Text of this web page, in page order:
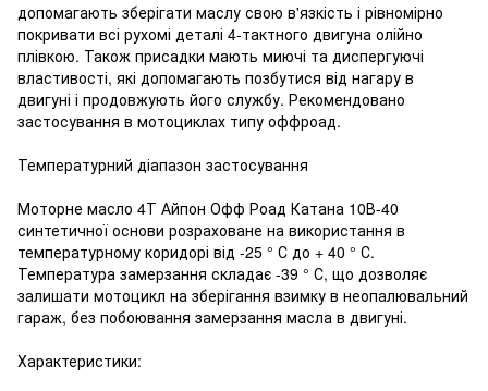
допомагають зберігати маслу свою в'язкість і рівномірно
покривати всі рухомі деталі 4-тактного двигуна олійно
плівкою. Також присадки мають миючі та диспергуючі
властивості, які допомагають позбутися від нагару в
двигуні і продовжують його службу. Рекомендовано
застосування в мотоциклах типу оффроад.
Температурний діапазон застосування
Моторне масло 4Т Айпон Офф Роад Катана 10В-40
синтетичної основи розраховане на використання в
температурному коридорі від -25 ° С до + 40 ° С.
Температура замерзання складає -39 ° С, що дозволяє
залишати мотоцикл на зберігання взимку в неопалювальний
гараж, без побоювання замерзання масла в двигуні.
Характеристики: